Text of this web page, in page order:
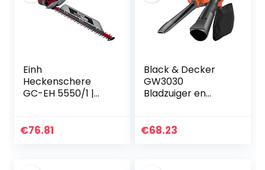
Einh
Heckenschere
GC-EH 5550/1 |
€76.81
Black & Decker
GW3030
Bladzuiger en
ppvangzak
€68.23